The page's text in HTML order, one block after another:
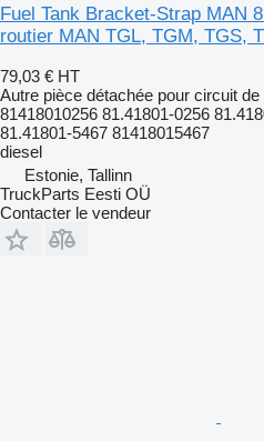
Fuel Tank Bracket-Strap MAN
routier MAN TGL, TGM, TGS,
79,03 € HT
Autre pièce détachée pour circuit
81418010256 81.41801-0256
81.41801-5467 81418015467
diesel
Estonie, Tallinn
TruckParts Eesti OÜ
Contacter le vendeur